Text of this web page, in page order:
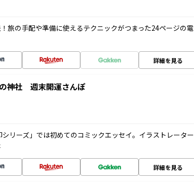
旅の手配や準備に使えるテクニックがつまった24ページの電
詳細を見る
神社 週末開運さんぽ
リーズ」では初めてのコミックエッセイ。イラストレーター
詳細を見る